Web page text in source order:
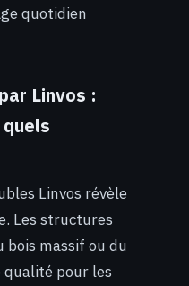
quotidien
Linvos :
Linvos révèle
Les structures
bois massif ou du
pour les